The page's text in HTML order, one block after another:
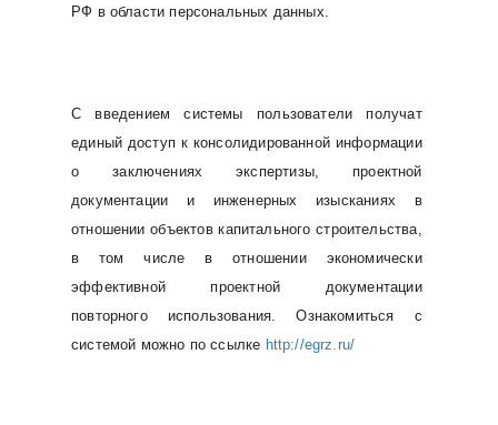
РФ в области персональных данных.
С введением системы пользователи получат
единый доступ к консолидированной информации
о заключениях экспертизы, проектной
документации и инженерных изысканиях в
отношении объектов капитального строительства,
в том числе в отношении экономически
эффективной проектной документации
повторного использования. Ознакомиться с
системой можно по ссылке http://egrz.ru/